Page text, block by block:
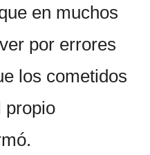
en muchos
por errores
los cometidos
propio